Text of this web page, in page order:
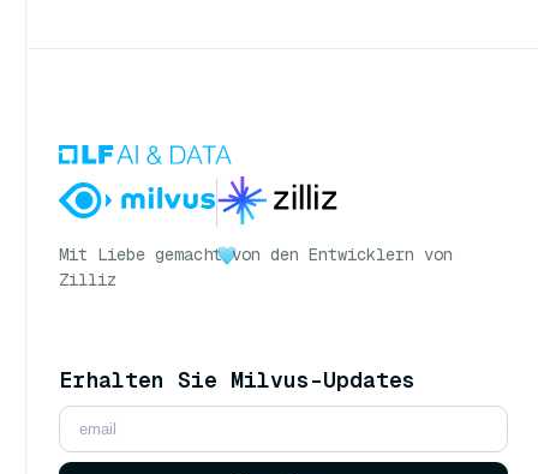
Mit Liebe gemacht von den Entwicklern von
Zilliz
Erhalten Sie Milvus-Updates